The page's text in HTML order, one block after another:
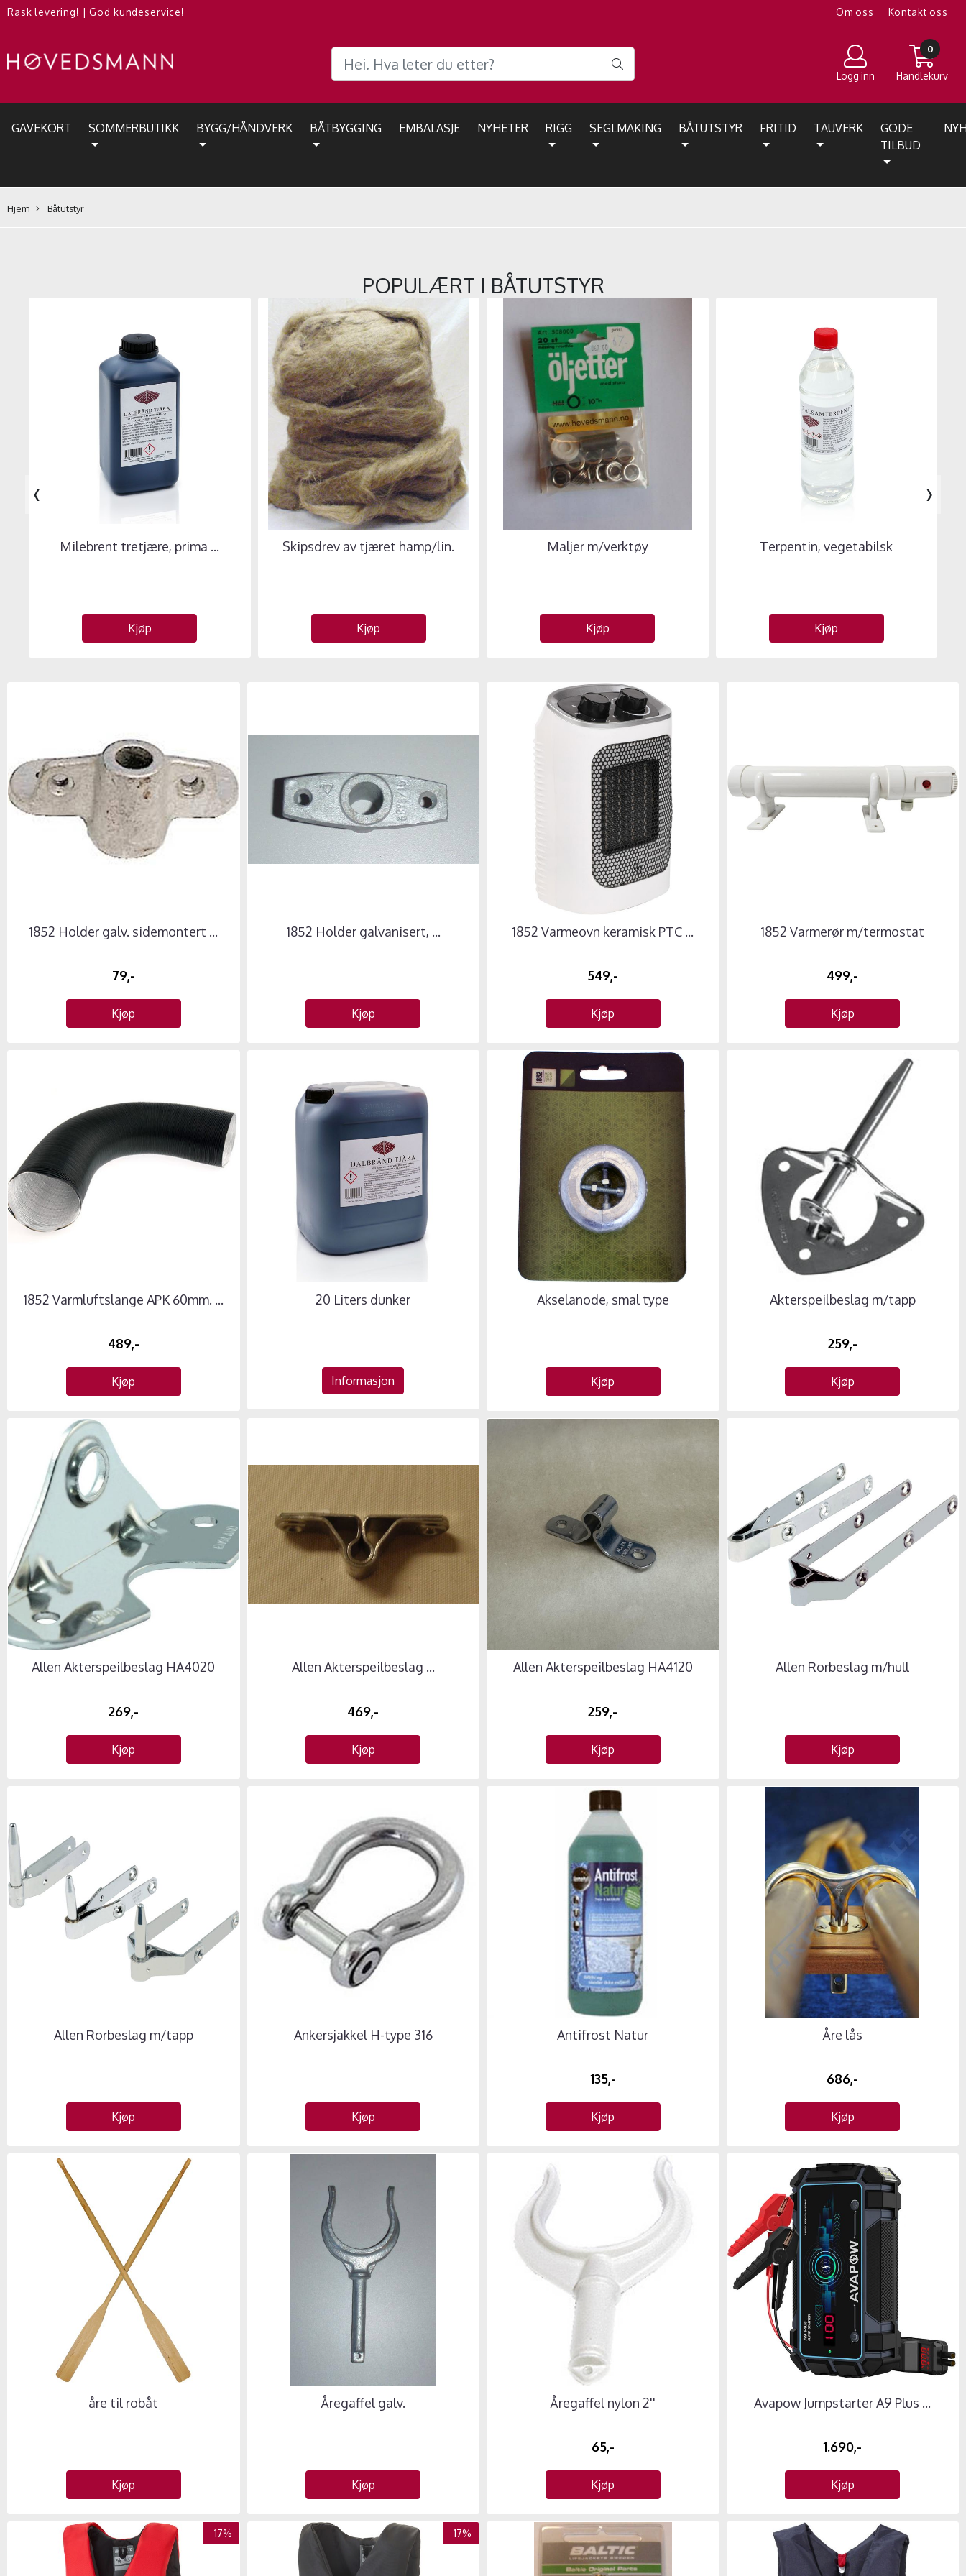
Rask levering! |God kundeservice! Om oss Kontakt oss
Logg inn
0
Handlekurv
GAVEKORT SOMMERBUTIKK BYGG/HÅNDVERK BÅTBYGGING EMBALASJE NYHETER RIGG SEGLMAKING BÅTUTSTYR FRITID TAUVERK
GODE
TILBUD
Hjem Båtutstyr
POPULÆRT I BÅTUTSTYR
Milebrent tretjære, prima ...
Kjøp
Skipsdrev av tjæret hamp/lin.
Kjøp
Maljer m/verktøy
Kjøp
Terpentin, vegetabilsk
Kjøp
‹ ›
1852 Holder galv. sidemontert ...
79,-
Kjøp
1852 Holder galvanisert, ...
Kjøp
1852 Varmeovn keramisk PTC ...
549,-
Kjøp
1852 Varmerør m/termostat
499,-
Kjøp
1852 Varmluftslange APK 60mm. ...
489,-
Kjøp
20 Liters dunker
Informasjon
Akselanode, smal type
Kjøp
Akterspeilbeslag m/tapp
259,-
Kjøp
Allen Akterspeilbeslag HA4020
269,-
Kjøp
Allen Akterspeilbeslag ...
469,-
Kjøp
Allen Akterspeilbeslag HA4120
259,-
Kjøp
Allen Rorbeslag m/hull
Kjøp
Allen Rorbeslag m/tapp
Kjøp
Ankersjakkel H-type 316
Kjøp
Antifrost Natur
135,-
Kjøp
Åre lås
686,-
Kjøp
åre til robåt
Kjøp
Åregaffel galv.
Kjøp
Åregaffel nylon 2''
65,-
Kjøp
Avapow Jumpstarter A9 Plus ...
1.690,-
Kjøp
-17% -17%